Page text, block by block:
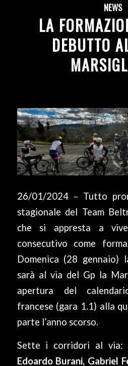
NEWS
LA
DEBUTTO
26/01/2024 – Tutto
stagionale del Team
che si appresta a
consecutivo come
Domenica (28 gennaio)
sarà al via del Gp la
apertura del
francese (gara 1.1) alla
parte l’anno scorso.
Sette i corridori al via:
Edoardo Burani, Gabriel